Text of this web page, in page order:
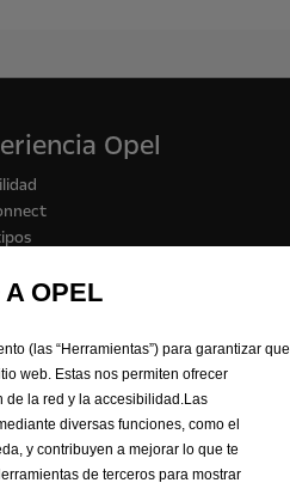
Opel
OPEL
(las “Herramientas”) para garantizar que
web. Estas nos permiten ofrecer
de la red y la accesibilidad.Las
diversas funciones, como el
y contribuyen a mejorar lo que te
de terceros para mostrar